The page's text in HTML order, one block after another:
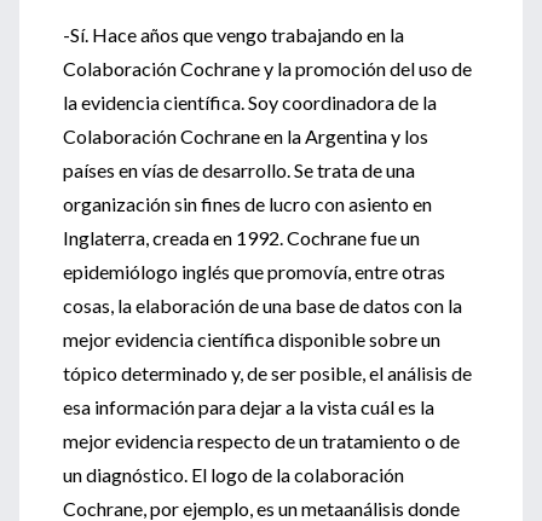
-Sí. Hace años que vengo trabajando en la
Colaboración Cochrane y la promoción del uso de
la evidencia científica. Soy coordinadora de la
Colaboración Cochrane en la Argentina y los
países en vías de desarrollo. Se trata de una
organización sin fines de lucro con asiento en
Inglaterra, creada en 1992. Cochrane fue un
epidemiólogo inglés que promovía, entre otras
cosas, la elaboración de una base de datos con la
mejor evidencia científica disponible sobre un
tópico determinado y, de ser posible, el análisis de
esa información para dejar a la vista cuál es la
mejor evidencia respecto de un tratamiento o de
un diagnóstico. El logo de la colaboración
Cochrane, por ejemplo, es un metaanálisis donde